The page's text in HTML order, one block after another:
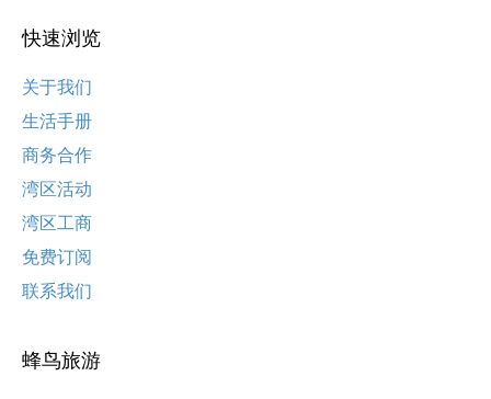
快速浏览
关于我们
生活手册
商务合作
湾区活动
湾区工商
免费订阅
联系我们
蜂鸟旅游